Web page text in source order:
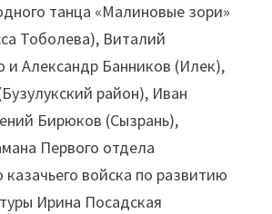
танца «Малиновые зори»
Тоболева), Виталий
и Александр Банников (Илек),
район), Иван
Бирюков (Сызрань),
Первого отдела
казачьего войска по развитию
Ирина Посадская